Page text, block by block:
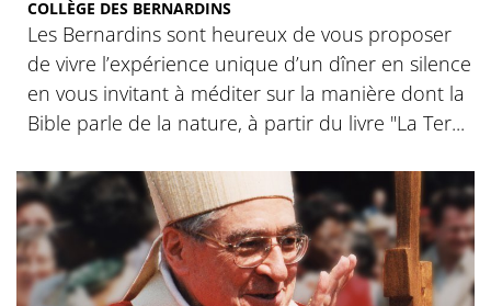
COLLÈGE DES BERNARDINS
Les Bernardins sont heureux de vous proposer
de vivre l’expérience unique d’un dîner en silence
en vous invitant à méditer sur la manière dont la
Bible parle de la nature, à partir du livre "La Ter...